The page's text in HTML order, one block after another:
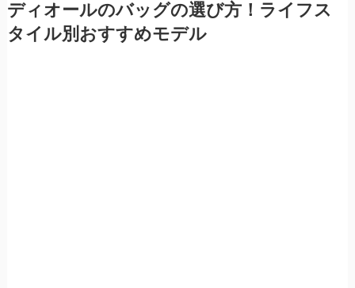
ディオールのバッグの選び方！ライフス
タイル別おすすめモデル